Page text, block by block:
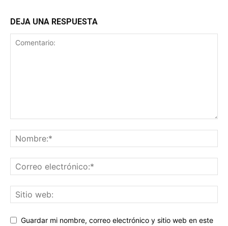
DEJA UNA RESPUESTA
Guardar mi nombre, correo electrónico y sitio web en este